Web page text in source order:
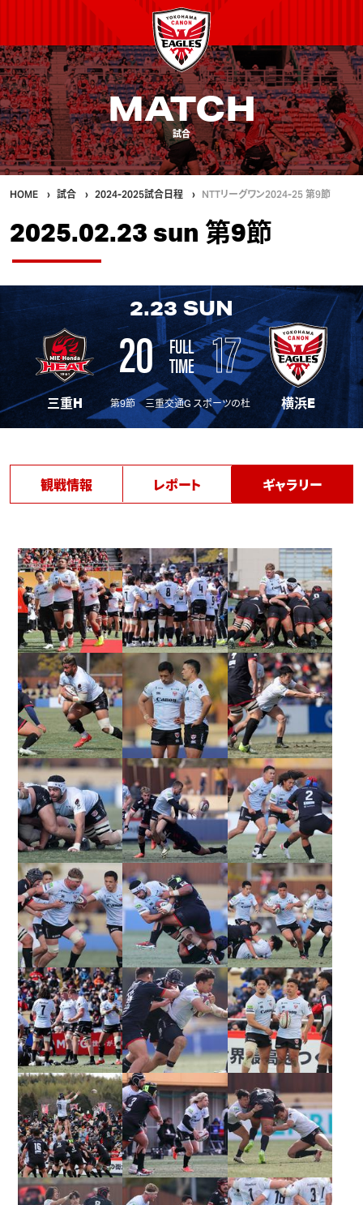
MATCH
試合
HOME 試合 2024-2025試合日程 NTTリーグワン2024-25 第9節
2025.02.23 sun 第9節
2.23 SUN
20 FULL
TIME 17
三重H 第9節 三重交通G スポーツの杜 鈴鹿 横浜E
観戦情報 レポート ギャラリー